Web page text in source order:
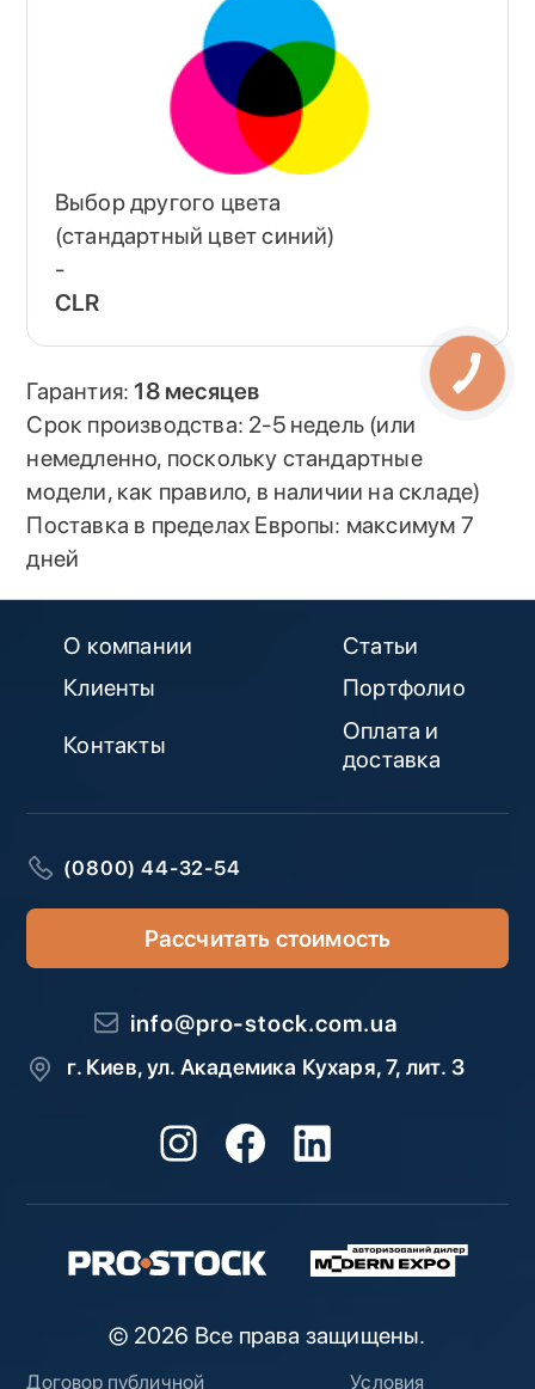
Выбор другого цвета
(стандартный цвет синий)
-
CLR
Гарантия:18 месяцев
Срок производства: 2-5 недель (или
немедленно, поскольку стандартные
модели, как правило, в наличии на складе)
Поставка в пределах Европы: максимум 7
дней
О компании
Статьи
Клиенты
Портфолио
Контакты
Оплата и
доставка
(0800) 44-32-54
Рассчитать стоимость
info@pro-stock.com.ua
г. Киев, ул. Академика Кухаря, 7, лит. З
© 2026 Все права защищены.
Договор публичной Условия